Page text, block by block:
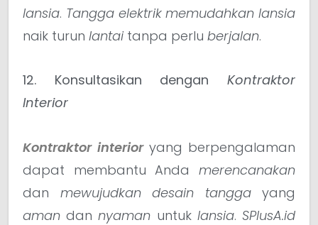
lansia. Tangga elektrik memudahkan lansia
naik turun lantaitanpa perlu berjalan.
12. Konsultasikan dengan Kontraktor
Interior
Kontraktor interioryang berpengalaman
dapat membantu Anda merencanakan
dan mewujudkan desain tanggayang
aman dannyaman untuk lansia.SPlusA.id